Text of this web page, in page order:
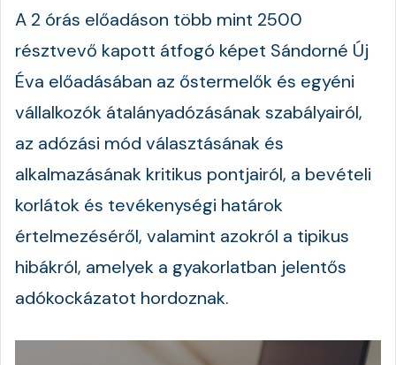
A 2 órás előadáson több mint 2500
résztvevő kapott átfogó képet Sándorné Új
Éva előadásában az őstermelők és egyéni
vállalkozók átalányadózásának szabályairól,
az adózási mód választásának és
alkalmazásának kritikus pontjairól, a bevételi
korlátok és tevékenységi határok
értelmezéséről, valamint azokról a tipikus
hibákról, amelyek a gyakorlatban jelentős
adókockázatot hordoznak.